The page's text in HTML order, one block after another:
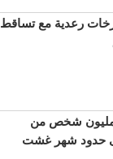
رعدية مع تساقط
2026.. أكثر من 2,74 مليون شخص من
حدود شهر غشت